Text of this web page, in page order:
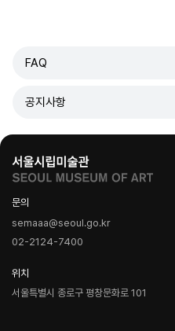
FAQ
공지사항
문의
semaaa@seoul.go.kr
02-2124-7400
위치
서울특별시 종로구 평창문화로 101